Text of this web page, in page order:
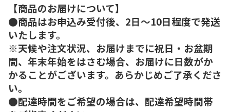
【商品のお届けについて】
●商品はお申込み受付後、2日～10日程度で発送
いたします。
※天候や注文状況、お届けまでに祝日・お盆期
間、年末年始をはさむ場合、お届けに日数がか
かることがございます。あらかじめご了承くださ
い。
●配達時間をご希望の場合は、配達希望時間帯